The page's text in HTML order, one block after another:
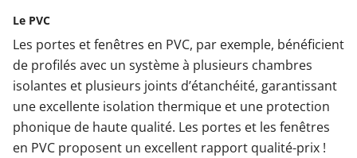
Le PVC
Les portes et fenêtres en PVC, par exemple, bénéficient
de profilés avec un système à plusieurs chambres
isolantes et plusieurs joints d’étanchéité, garantissant
une excellente isolation thermique et une protection
phonique de haute qualité. Les portes et les fenêtres
en PVC proposent un excellent rapport qualité-prix !